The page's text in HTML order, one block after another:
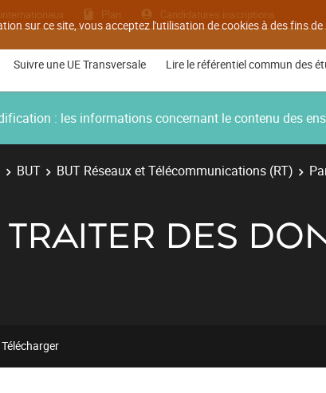
sur ce site, vous acceptez l'utilisation de cookies à des fins
Plan Candidatures inscriptions
Suivre une UE Transversale Lire le référentiel commun des
: les informations concernant le contenu des
BUT BUT Réseaux et Télécommunications (RT)
TRAITER DES
Télécharger